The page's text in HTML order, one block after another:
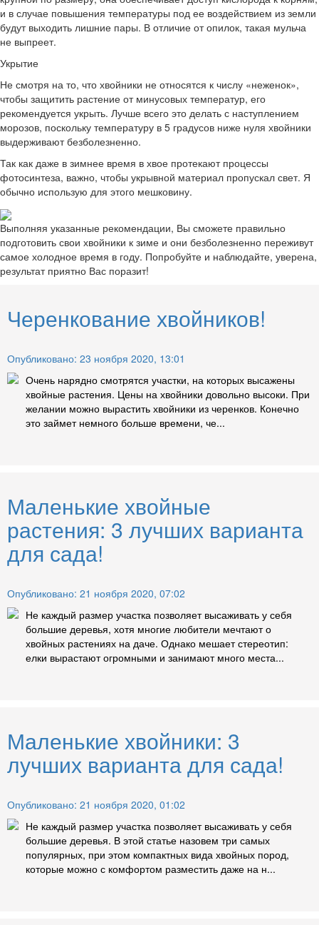
и в случае повышения температуры под ее воздействием из земли
будут выходить лишние пары. В отличие от опилок, такая мульча
не выпреет.
Укрытие
Не смотря на то, что хвойники не относятся к числу «неженок»,
чтобы защитить растение от минусовых температур, его
рекомендуется укрыть. Лучше всего это делать с наступлением
морозов, поскольку температуру в 5 градусов ниже нуля хвойники
выдерживают безболезненно.
Так как даже в зимнее время в хвое протекают процессы
фотосинтеза, важно, чтобы укрывной материал пропускал свет. Я
обычно использую для этого мешковину.
Выполняя указанные рекомендации, Вы сможете правильно
подготовить свои хвойники к зиме и они безболезненно переживут
самое холодное время в году. Попробуйте и наблюдайте, уверена,
результат приятно Вас поразит!
Черенкование хвойников!
Опубликовано: 23 ноября 2020, 13:01
Очень нарядно смотрятся участки, на которых высажены
хвойные растения. Цены на хвойники довольно высоки. При
желании можно вырастить хвойники из черенков. Конечно
это займет немного больше времени, че...
Маленькие хвойные
растения: 3 лучших варианта
для сада!
Опубликовано: 21 ноября 2020, 07:02
Не каждый размер участка позволяет высаживать у себя
большие деревья, хотя многие любители мечтают о
хвойных растениях на даче. Однако мешает стереотип:
елки вырастают огромными и занимают много места...
Маленькие хвойники: 3
лучших варианта для сада!
Опубликовано: 21 ноября 2020, 01:02
Не каждый размер участка позволяет высаживать у себя
большие деревья. В этой статье назовем три самых
популярных, при этом компактных вида хвойных пород,
которые можно с комфортом разместить даже на н...